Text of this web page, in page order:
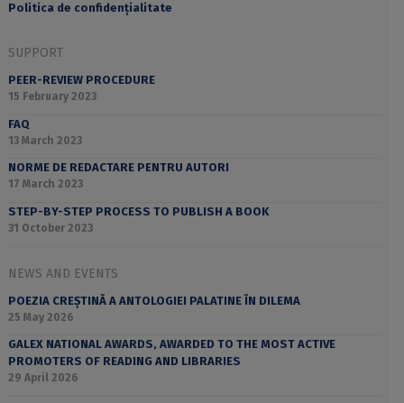
Politica de confidențialitate
SUPPORT
PEER-REVIEW PROCEDURE
15 February 2023
FAQ
13 March 2023
NORME DE REDACTARE PENTRU AUTORI
17 March 2023
STEP-BY-STEP PROCESS TO PUBLISH A BOOK
31 October 2023
NEWS AND EVENTS
POEZIA CREȘTINĂ A ANTOLOGIEI PALATINE ÎN DILEMA
25 May 2026
GALEX NATIONAL AWARDS, AWARDED TO THE MOST ACTIVE
PROMOTERS OF READING AND LIBRARIES
29 April 2026